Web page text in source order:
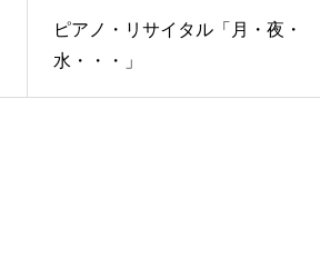
ピアノ・リサイタル「月・夜・
水・・・」